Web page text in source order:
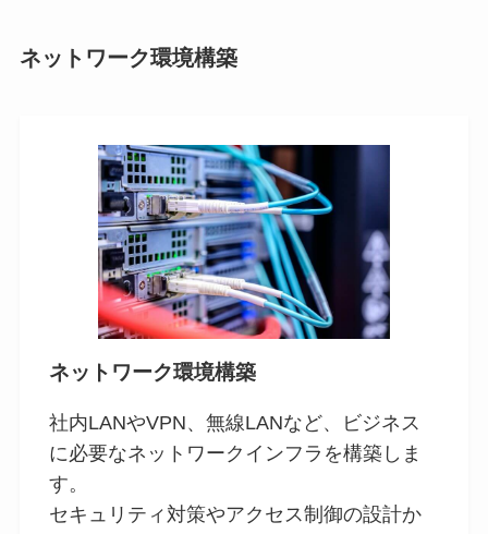
ネットワーク環境構築
ネットワーク環境構築
社内LANやVPN、無線LANなど、ビジネス
に必要なネットワークインフラを構築しま
す。
セキュリティ対策やアクセス制御の設計か